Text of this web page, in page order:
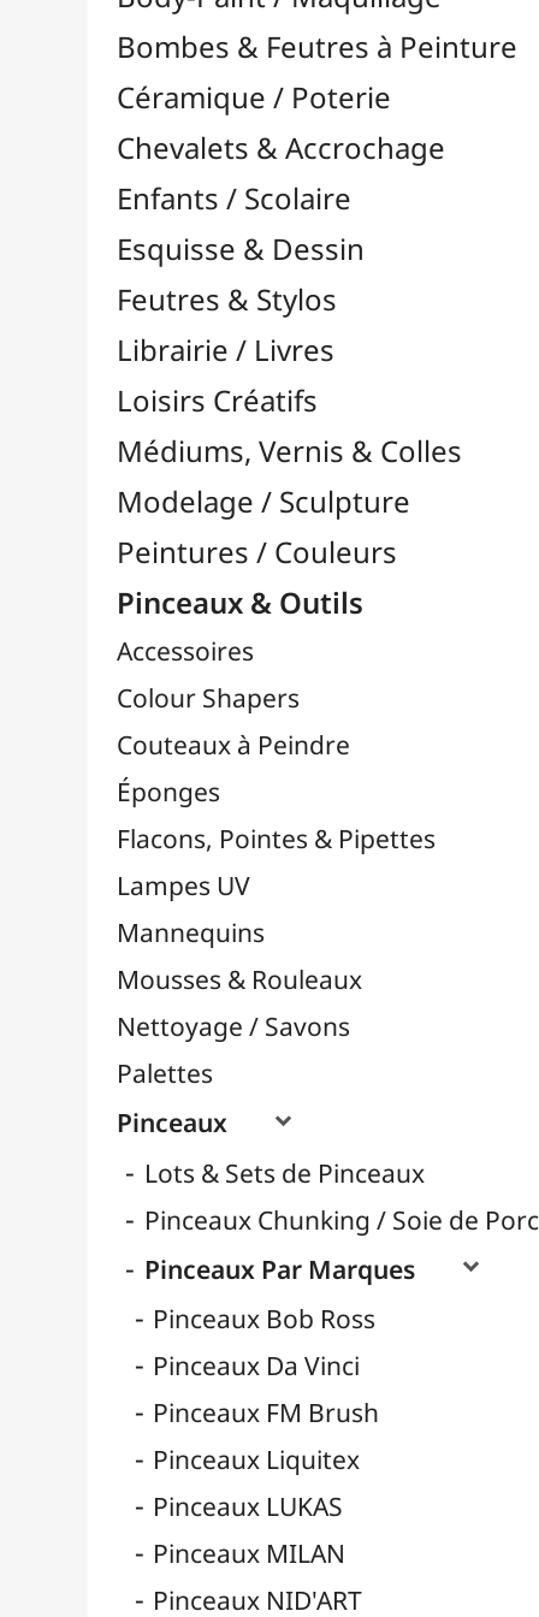
Feutres & Stylos
Librairie / Livres
Loisirs Créatifs
Médiums, Vernis & Colles
Modelage / Sculpture
Peintures / Couleurs
Accessoires
Colour Shapers
Couteaux à Peindre
Éponges
Lampes UV
Mannequins
Nettoyage / Savons
Palettes
Pinceaux

Lots & Sets de Pinceaux
Pinceaux Par Marques
Pinceaux Bob Ross
Pinceaux Da Vinci
Pinceaux FM Brush
Pinceaux Liquitex
Pinceaux LUKAS
Pinceaux MILAN
Pinceaux NID'ART
Pinceaux O'Color
Pinceaux Pébéo
Pinceaux Raphaël
Pinceaux TULIP
Pinceaux Zahn Pinsel
Pinceaux Cléopâtre
Pinceaux Poils Naturels
Pinceaux pour Acrylique
Pinceaux pour Aquarelle
Pinceaux pour Gouache
Pinceaux pour Huile
Pinces à Tendre
Rangement
Résines / Moulage
Supports Dessin & Peinture
Transport / Rangement
Vannerie / Rotin